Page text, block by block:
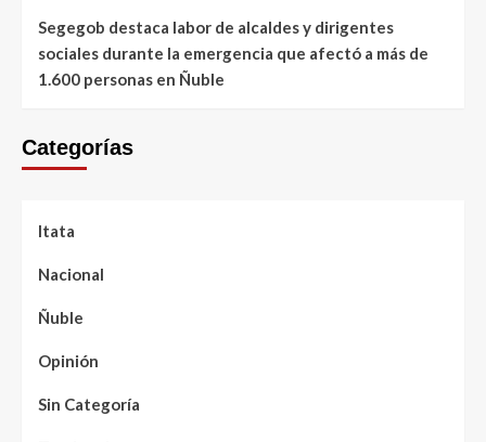
Segegob destaca labor de alcaldes y dirigentes
sociales durante la emergencia que afectó a más de
1.600 personas en Ñuble
Categorías
Itata
Nacional
Ñuble
Opinión
Sin Categoría